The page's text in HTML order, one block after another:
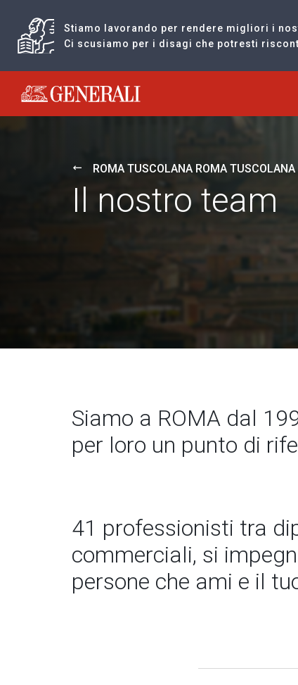
Stiamo lavorando per rendere migliori i
Ci scusiamo per i disagi che potresti
Generali logo
ROMA TUSCOLANA ROMA TUSCOLANA
Il nostro team
Siamo a ROMA dal
per loro un punto di
41 professionisti tra
commerciali, si
persone che ami e il